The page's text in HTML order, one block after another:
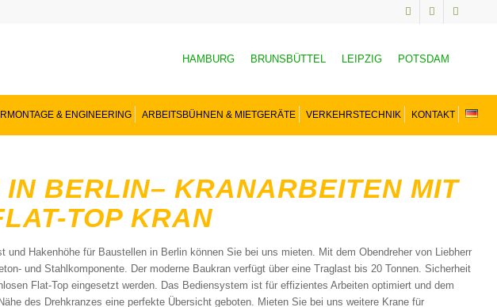
HAMBURG BRUNSBÜTTEL LEIPZIG POTSDAM
& ENGINEERING ARBEITSBÜHNEN & MIETGERÄTE VERKEHRSTECHNIK KONTAKT
BERLIN– KRANARBEITEN MIT
TOP KRAN
und Hakenhöhe für Baustellen in Berlin können Sie bei uns mieten. Mit dem Obendreher von Liebherr
und Stahlkomponente. Der moderne Baukran verfügt über eine Traglast bis 20 Tonnen. Sicherheit
Flat-Top eingesetzt werden. Das Bediensystem ist für effizientes Arbeiten optimiert und dem
des Drehkranzes eine perfekte Übersicht geboten. Mieten Sie bei uns weitere Krane für